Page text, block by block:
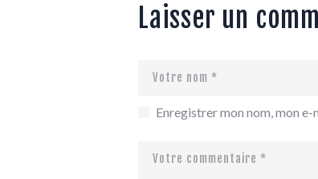
Laisser un
Enregistrer mon nom, mon